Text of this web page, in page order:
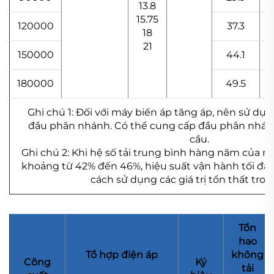
13.8
15.75
18
21
120000 37.3
150000 44.1
180000 49.5
Ghi chú 1: Đối với máy biến áp tăng áp, nên sử
đầu phân nhánh. Có thể cung cấp đầu phân
cầu.
Ghi chú 2: Khi hệ số tải trung bình hàng năm của
khoảng từ 42% đến 46%, hiệu suất vận hành tối
cách sử dụng các giá trị tổn thất
Công
Tổ hợp điện áp
Ký
Tổn
hao
không
tải